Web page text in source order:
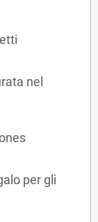
nel
per gli